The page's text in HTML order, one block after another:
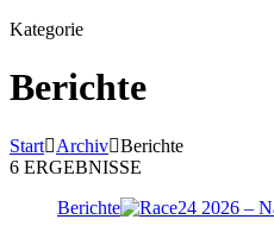
Kategorie
Berichte
Start Archiv Berichte
6 ERGEBNISSE
Berichte